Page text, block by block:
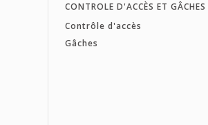
CONTROLE D'ACCÈS ET GÂCHES
Contrôle d'accès
Gâches